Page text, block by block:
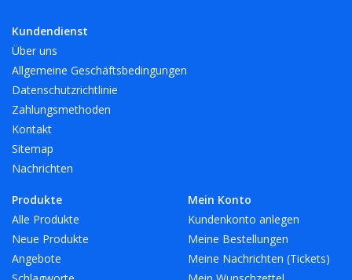
Kundendienst
Über uns
Allgemeine Geschäftsbedingungen
Datenschutzrichtlinie
Zahlungsmethoden
Kontakt
Sitemap
Nachrichten
Produkte
Alle Produkte
Neue Produkte
Angebote
Mein Konto
Kundenkonto anlegen
Meine Bestellungen
Meine Nachrichten (Tickets)